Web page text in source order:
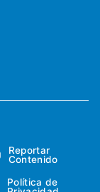
Reportar
Contenido
Política de